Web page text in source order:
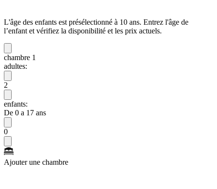
L'âge des enfants est présélectionné à 10 ans. Entrez l'âge de
l’enfant et vérifiez la disponibilité et les prix actuels.
chambre 1
adultes:
2
enfants:
De 0 a 17 ans
0
Ajouter une chambre